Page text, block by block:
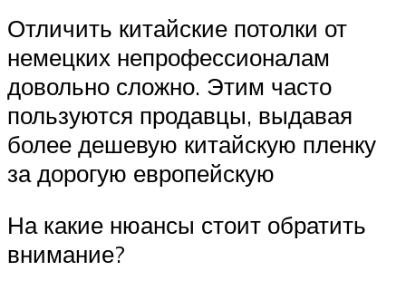
Отличить китайские потолки от
немецких непрофессионалам
довольно сложно. Этим часто
пользуются продавцы, выдавая
более дешевую китайскую пленку
за дорогую европейскую
На какие нюансы стоит обратить
внимание?